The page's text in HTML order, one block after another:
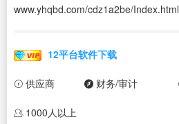
www.yhqbd.com/cdz1a2be/Index.html
12平台软件下载
供应商 财务/审计
1000人以上